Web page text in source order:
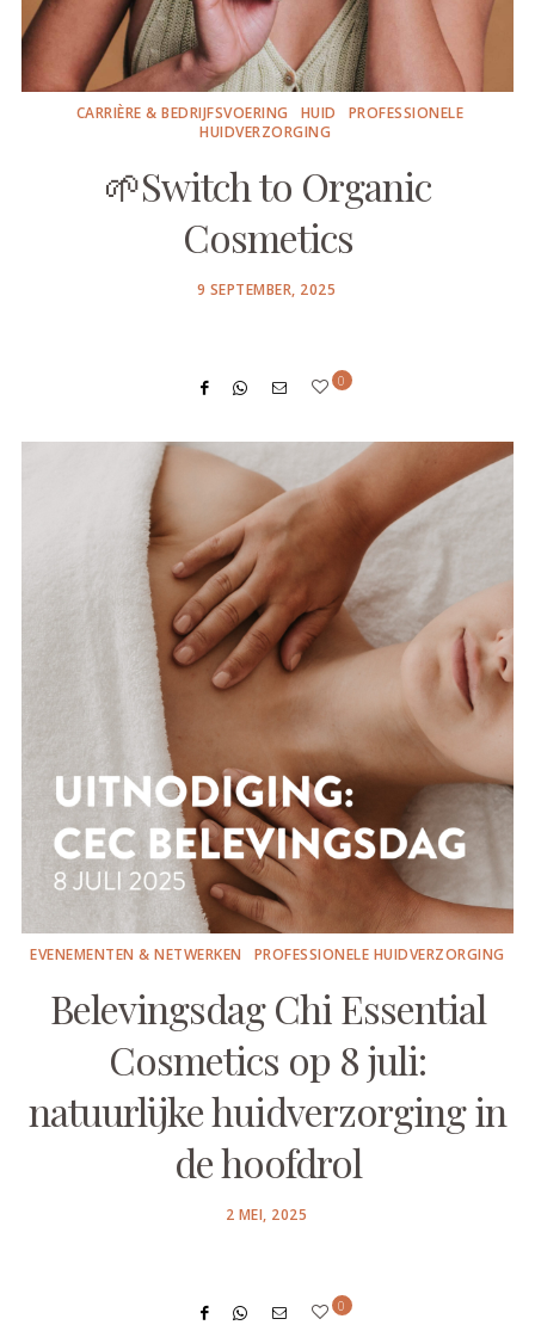
CARRIÈRE & BEDRIJFSVOERING HUID
PROFESSIONELE
HUIDVERZORGING
🌱Switch to Organic
Cosmetics
POSTED
9 SEPTEMBER, 2025
0
EVENEMENTEN & NETWERKEN PROFESSIONELE HUIDVERZORGING
Belevingsdag Chi Essential
Cosmetics op 8 juli:
natuurlijke huidverzorging in
de hoofdrol
POSTED
2 MEI, 2025
0